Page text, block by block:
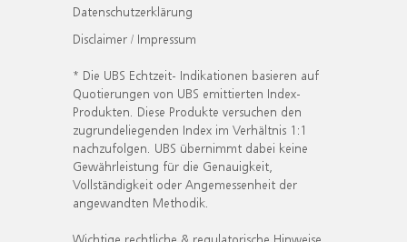
Datenschutzerklärung
Disclaimer / Impressum
* Die UBS Echtzeit- Indikationen basieren auf
Quotierungen von UBS emittierten Index-
Produkten. Diese Produkte versuchen den
zugrundeliegenden Index im Verhältnis 1:1
nachzufolgen. UBS übernimmt dabei keine
Gewährleistung für die Genauigkeit,
Vollständigkeit oder Angemessenheit der
angewandten Methodik.